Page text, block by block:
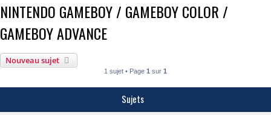
NINTENDO GAMEBOY / GAMEBOY COLOR /
GAMEBOY ADVANCE
Nouveau sujet
1 sujet • Page 1 sur 1
Sujets